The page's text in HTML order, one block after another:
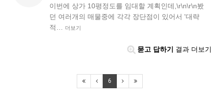
이번에 상가 10평정도를 임대할 계획인데,\r\n\r\n봤
던 여러개의 매물중에 각각 장단점이 있어서 '대략
적…
더보기
묻고 답하기 결과 더보기
6